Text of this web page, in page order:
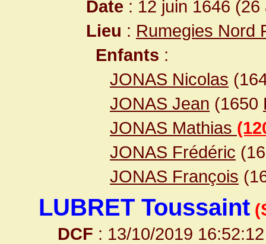
Date : 12 juin 1646 (26
Lieu : Rumegies Nord
Enfants :
JONAS Nicolas
JONAS Jean (1650
JONAS Mathias
JONAS Frédéric
JONAS François
LUBRET Toussaint
DCF : 13/10/2019 16:52:12